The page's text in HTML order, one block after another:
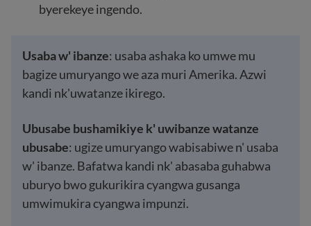
byerekeye ingendo.
Usaba w' ibanze: usaba ashaka ko umwe mu
bagize umuryango we aza muri Amerika. Azwi
kandi nk'uwatanze ikirego.
Ubusabe bushamikiye k' uwibanze watanze
ubusabe: ugize umuryango wabisabiwe n' usaba
w' ibanze. Bafatwa kandi nk' abasaba guhabwa
uburyo bwo gukurikira cyangwa gusanga
umwimukira cyangwa impunzi.